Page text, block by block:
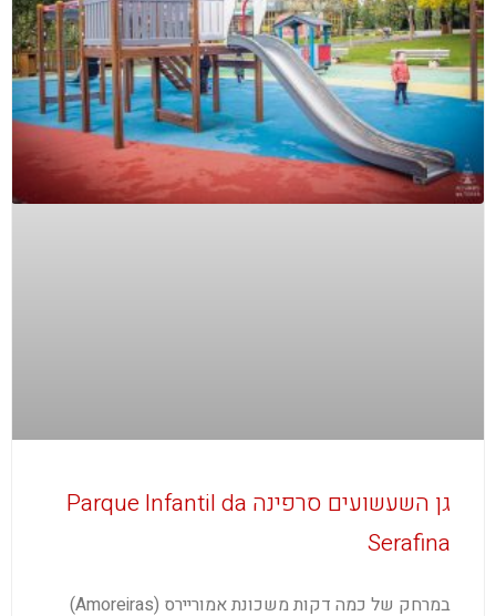
גן השעשועים סרפינה Parque Infantil da
Serafina
במרחק של כמה דקות משכונת אמוריירס (Amoreiras)